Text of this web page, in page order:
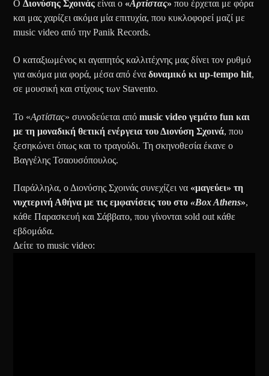
Ο Διονύσης Σχοινάς είναι ο «Αρτίστας» που έρχεται με φόρα
και μας χαρίζει ακόμα μία επιτυχία, που κυκλοφορεί μαζί με
music video από την Panik Records.
Ο καταξιωμένος κι αγαπητός καλλιτέχνης μας δίνει τον ρυθμό
για ακόμα μια φορά, μέσα από έναδυναμικό κι up-tempo hit,
σε μουσική και στίχους των Stavento.
Το «Αρτίστας» συνοδεύεται απόmusic video γεμάτο fun και
με τη μοναδική θετική ενέργεια του Διονύση Σχοινά, που
ξεσηκώνει όπως και το τραγούδι. Τη σκηνοθεσία έκανε ο
Βαγγέλης Τσαουσόπουλος.
Παράλληλα, ο Διονύσης Σχοινάς συνεχίζει να «μαγεύει» τη
νυχτερινή Αθήνα με τις εμφανίσεις του στο«Box Athens»,
κάθε Παρασκευή και Σάββατο, που γίνονται sold out κάθε
εβδομάδα.
Δείτε το music video: